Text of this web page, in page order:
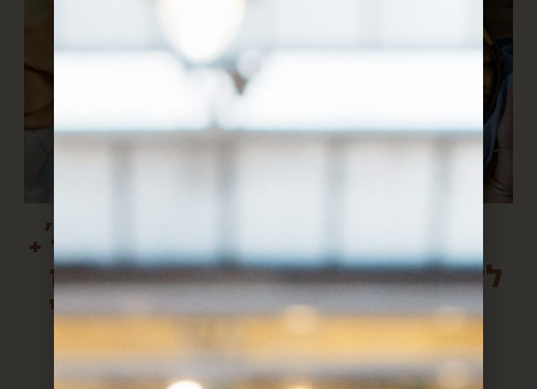
סלט אבוקדו,
סלרי ורימונים +
מתכון ללחם
גלאט מטורף
פגזיים
לארוחות סביב
יום כיפור